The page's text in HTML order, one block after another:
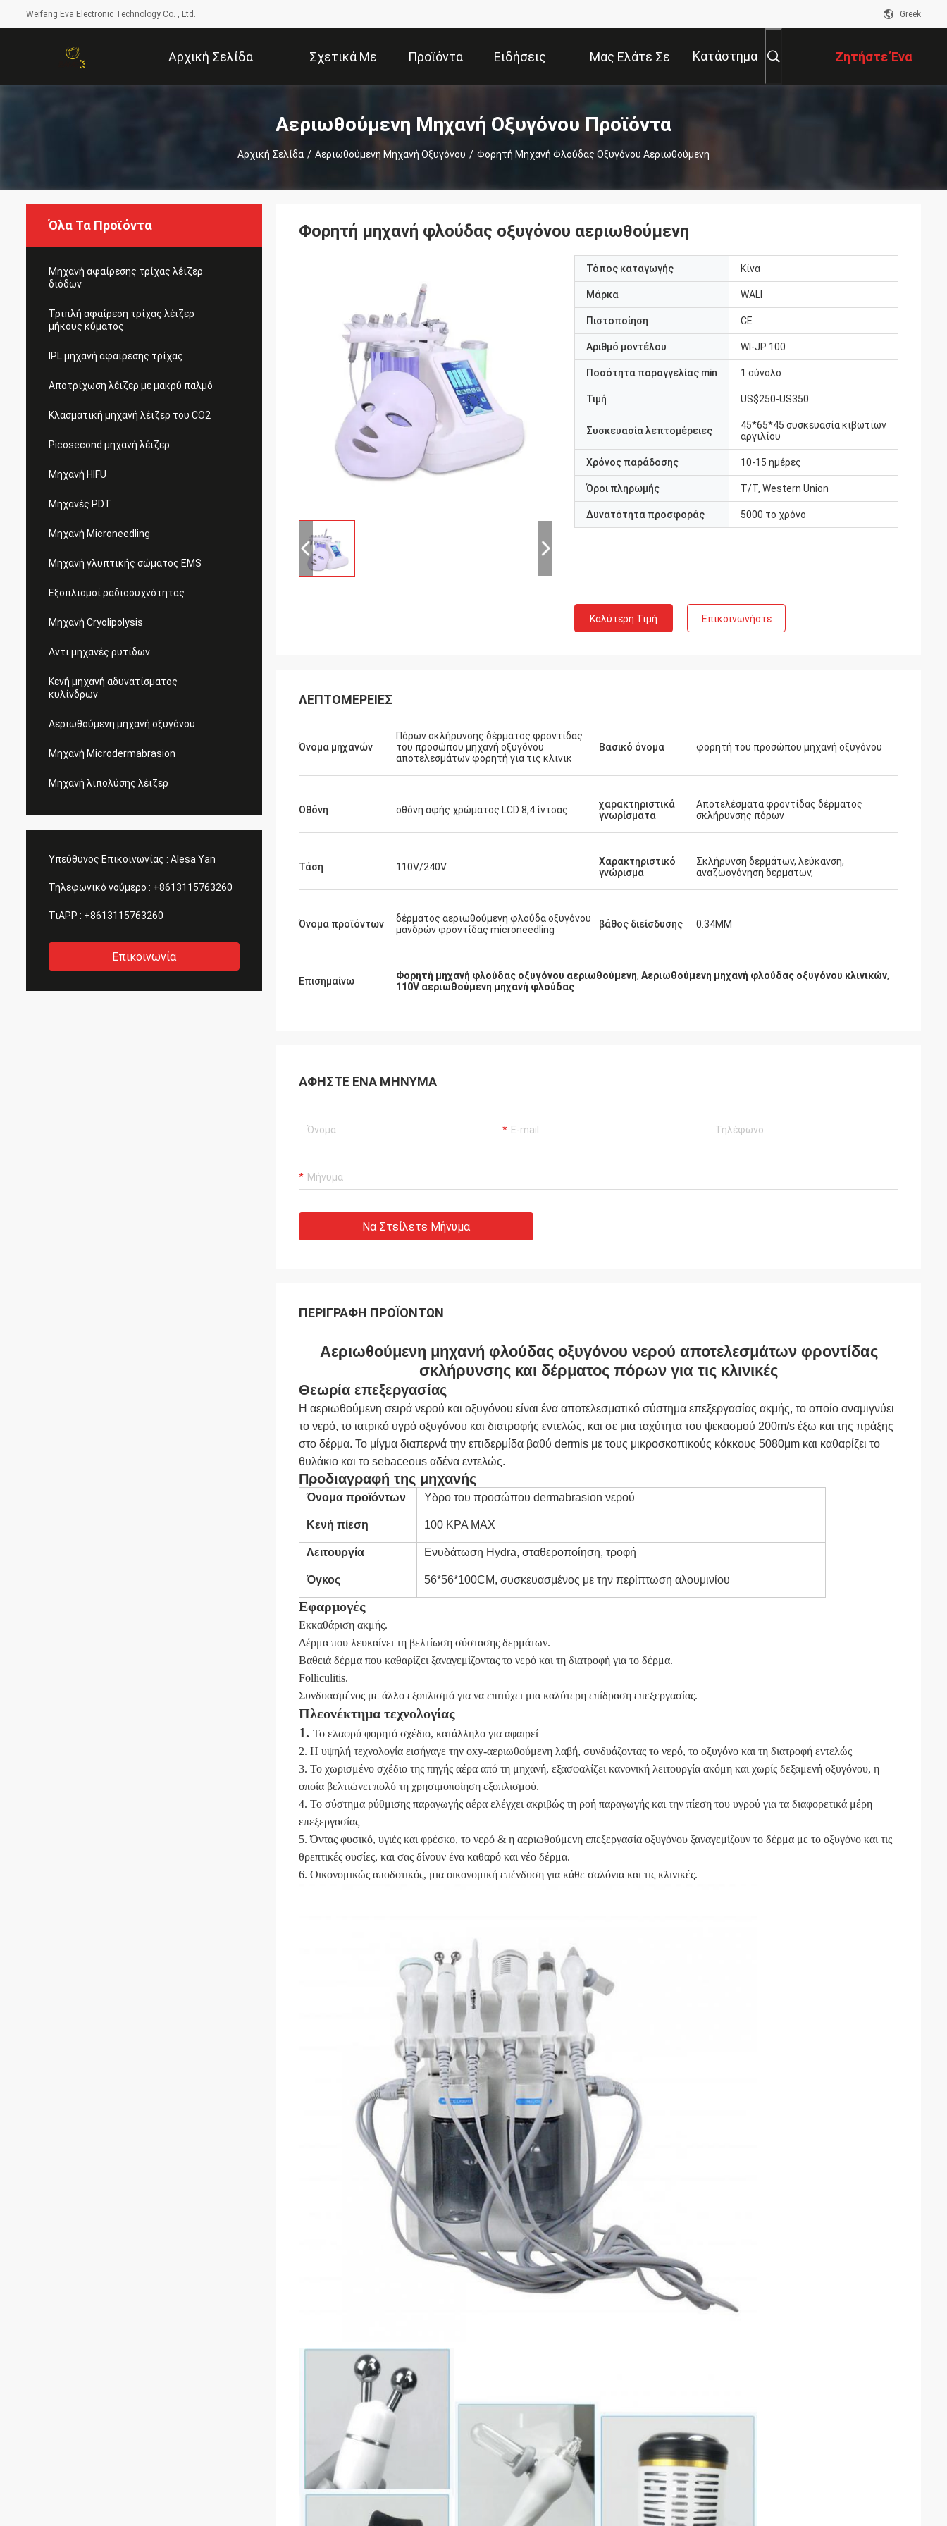
Weifang Eva Electronic Technology Co. , Ltd. Greek
Αρχική Σελίδα Σχετικά Με
Εμάς
Προϊόντα Ειδήσεις Μας Ελάτε Σε
Επαφή Με
Κατάστημα Ζητήστε Ένα
Απόσπασμα
Αεριωθούμενη Μηχανή Οξυγόνου Προϊόντα
Αρχική Σελίδα / Αεριωθούμενη Μηχανή Οξυγόνου / Φορητή Μηχανή Φλούδας Οξυγόνου Αεριωθούμενη
Όλα Τα Προϊόντα
Μηχανή αφαίρεσης τρίχας λέιζερ
διόδων
Τριπλή αφαίρεση τρίχας λέιζερ
μήκους κύματος
IPL μηχανή αφαίρεσης τρίχας
Αποτρίχωση λέιζερ με μακρύ παλμό
Κλασματική μηχανή λέιζερ του CO2
Picosecond μηχανή λέιζερ
Μηχανή HIFU
Μηχανές PDT
Μηχανή Microneedling
Μηχανή γλυπτικής σώματος EMS
Εξοπλισμοί ραδιοσυχνότητας
Μηχανή Cryolipolysis
Αντι μηχανές ρυτίδων
Κενή μηχανή αδυνατίσματος
κυλίνδρων
Αεριωθούμενη μηχανή οξυγόνου
Μηχανή Microdermabrasion
Μηχανή λιπολύσης λέιζερ
Υπεύθυνος Επικοινωνίας : Alesa Yan
Τηλεφωνικό νούμερο : +8613115763260
ΤιAPP : +8613115763260
Επικοινωνία
Φορητή μηχανή φλούδας οξυγόνου αεριωθούμενη
Τόπος καταγωγής Κίνα
Μάρκα WALI
Πιστοποίηση CE
Αριθμό μοντέλου Wl-JP 100
Ποσότητα παραγγελίας min 1 σύνολο
Τιμή US$250-US350
Συσκευασία λεπτομέρειες
45*65*45 συσκευασία κιβωτίων
αργιλίου
Χρόνος παράδοσης 10-15 ημέρες
Όροι πληρωμής T/T, Western Union
Δυνατότητα προσφοράς 5000 το χρόνο
Καλύτερη Τιμή Επικοινωνήστε
ΛΕΠΤΟΜΈΡΕΙΕΣ
Όνομα μηχανών
Πόρων σκλήρυνσης δέρματος φροντίδας
του προσώπου μηχανή οξυγόνου
αποτελεσμάτων φορητή για τις κλινικ
Βασικό όνομα φορητή του προσώπου μηχανή οξυγόνου
Οθόνη οθόνη αφής χρώματος LCD 8,4 ίντσας
χαρακτηριστικά
γνωρίσματα
Αποτελέσματα φροντίδας δέρματος
σκλήρυνσης πόρων
Τάση 110V/240V
Χαρακτηριστικό
γνώρισμα
Σκλήρυνση δερμάτων, λεύκανση,
αναζωογόνηση δερμάτων,
Όνομα προϊόντων
δέρματος αεριωθούμενη φλούδα οξυγόνου
μανδρών φροντίδας microneedling
βάθος διείσδυσης 0.34MM
Επισημαίνω Φορητή μηχανή φλούδας οξυγόνου αεριωθούμενη, Αεριωθούμενη μηχανή φλούδας οξυγόνου κλινικών,
110V αεριωθούμενη μηχανή φλούδας
ΑΦΉΣΤΕ ΈΝΑ ΜΉΝΥΜΑ
Να Στείλετε Μήνυμα
ΠΕΡΙΓΡΑΦΉ ΠΡΟΪΌΝΤΩΝ
Αεριωθούμενη μηχανή φλούδας οξυγόνου νερού αποτελεσμάτων φροντίδας
σκλήρυνσης και δέρματος πόρων για τις κλινικές
Θεωρία επεξεργασίας
Η αεριωθούμενη σειρά νερού και οξυγόνου είναι ένα αποτελεσματικό σύστημα επεξεργασίας ακμής, το οποίο αναμιγνύει
το νερό, το ιατρικό υγρό οξυγόνου και διατροφής εντελώς, και σε μια ταχύτητα του ψεκασμού 200m/s έξω και της πράξης
στο δέρμα. Το μίγμα διαπερνά την επιδερμίδα βαθύ dermis με τους μικροσκοπικούς κόκκους 5080μm και καθαρίζει το
θυλάκιο και το sebaceous αδένα εντελώς.
Προδιαγραφή της μηχανής
Όνομα προϊόντων Υδρο του προσώπου dermabrasion νερού
Κενή πίεση 100 KPA MAX
Λειτουργία Ενυδάτωση Hydra, σταθεροποίηση, τροφή
Όγκος 56*56*100CM, συσκευασμένος με την περίπτωση αλουμινίου
Εφαρμογές
Εκκαθάριση ακμής.
Δέρμα που λευκαίνει τη βελτίωση σύστασης δερμάτων.
Βαθειά δέρμα που καθαρίζει ξαναγεμίζοντας το νερό και τη διατροφή για το δέρμα.
Folliculitis.
Συνδυασμένος με άλλο εξοπλισμό για να επιτύχει μια καλύτερη επίδραση επεξεργασίας.
Πλεονέκτημα τεχνολογίας
1. Το ελαφρύ φορητό σχέδιο, κατάλληλο για αφαιρεί
2. Η υψηλή τεχνολογία εισήγαγε την oxy-αεριωθούμενη λαβή, συνδυάζοντας το νερό, το οξυγόνο και τη διατροφή εντελώς
3. Το χωρισμένο σχέδιο της πηγής αέρα από τη μηχανή, εξασφαλίζει κανονική λειτουργία ακόμη και χωρίς δεξαμενή οξυγόνου, η
οποία βελτιώνει πολύ τη χρησιμοποίηση εξοπλισμού.
4. Το σύστημα ρύθμισης παραγωγής αέρα ελέγχει ακριβώς τη ροή παραγωγής και την πίεση του υγρού για τα διαφορετικά μέρη
επεξεργασίας
5. Όντας φυσικό, υγιές και φρέσκο, το νερό & η αεριωθούμενη επεξεργασία οξυγόνου ξαναγεμίζουν το δέρμα με το οξυγόνο και τις
θρεπτικές ουσίες, και σας δίνουν ένα καθαρό και νέο δέρμα.
6. Οικονομικώς αποδοτικός, μια οικονομική επένδυση για κάθε σαλόνια και τις κλινικές.